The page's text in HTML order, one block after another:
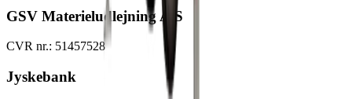
GSV Materieludlejning A/S
CVR nr.: 51457528
Jyskebank